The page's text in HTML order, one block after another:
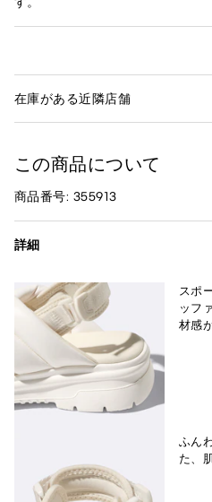
在庫がある近隣店舗
この商品について
商品番号: 355913
詳細
スポ
ッフ
材感
ふん
た、